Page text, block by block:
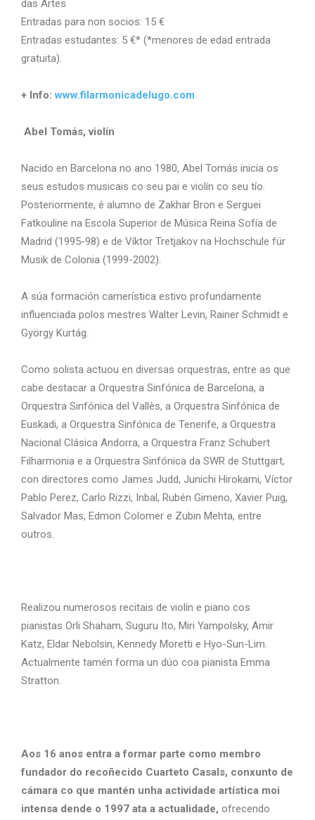
das Artes
Entradas para non socios: 15 €
Entradas estudantes: 5 €* (*menores de edad entrada
gratuita).
+ Info:www.filarmonicadelugo.com
Abel Tomás, violín
Nacido en Barcelona no ano 1980, Abel Tomás inicia os
seus estudos musicais co seu pai e violín co seu tío.
Posteriormente, é alumno de Zakhar Bron e Serguei
Fatkouline na Escola Superior de Música Reina Sofía de
Madrid (1995-98) e de Víktor Tretjakov na Hochschule für
Musik de Colonia (1999-2002).
A súa formación camerística estivo profundamente
influenciada polos mestres Walter Levin, Rainer Schmidt e
György Kurtág.
Como solista actuou en diversas orquestras, entre as que
cabe destacar a Orquestra Sinfónica de Barcelona, a
Orquestra Sinfónica del Vallès, a Orquestra Sinfónica de
Euskadi, a Orquestra Sinfónica de Tenerife, a Orquestra
Nacional Clásica Andorra, a Orquestra Franz Schubert
Filharmonia e a Orquestra Sinfónica da SWR de Stuttgart,
con directores como James Judd, Junichi Hirokami, Víctor
Pablo Perez, Carlo Rizzi, Inbal, Rubén Gimeno, Xavier Puig,
Salvador Mas, Edmon Colomer e Zubin Mehta, entre
outros.
Realizou numerosos recitais de violín e piano cos
pianistas Orli Shaham, Suguru Ito, Miri Yampolsky, Amir
Katz, Eldar Nebolsin, Kennedy Moretti e Hyo-Sun-Lim.
Actualmente tamén forma un dúo coa pianista Emma
Stratton.
Aos 16 anos entra a formar parte como membro
fundador do recoñecido Cuarteto Casals, conxunto de
cámara co que mantén unha actividade artística moi
intensa dende o 1997 ata a actualidade, ofrecendo